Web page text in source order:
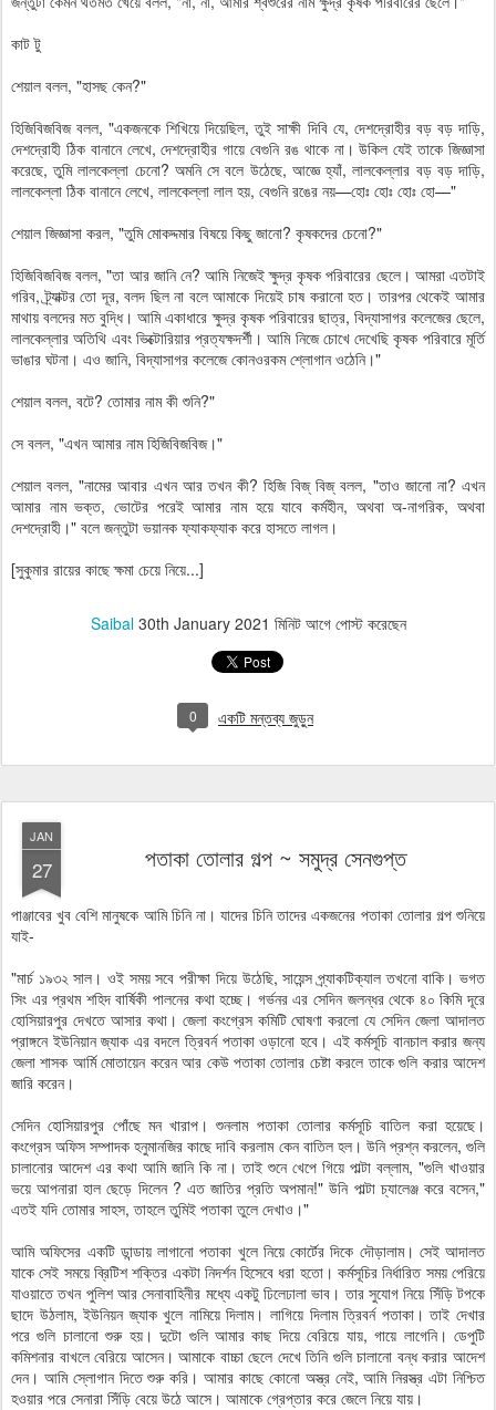
কাট টু
শেয়াল বলল, "হাসছ কেন?"
হিজিবিজবিজ বলল, "একজনকে শিখিয়ে দিয়েছিল, তুই সাক্ষী দিবি যে, দেশদ্রোহীর বড় বড় দাড়ি,
দেশদ্রোহী ঠিক বানানে লেখে, দেশদ্রোহীর গায়ে বেগুনি রঙ থাকে না। উকিল যেই তাকে জিজ্ঞাসা
করেছে, তুমি লালকেল্লা চেনো? অমনি সে বলে উঠেছে, আজ্ঞে হ্যাঁ, লালকেল্লার বড় বড় দাড়ি,
লালকেল্লা ঠিক বানানে লেখে, লালকেল্লা লাল হয়, বেগুনি রঙের নয়—হোঃ হোঃ হোঃ হো—"
শেয়াল জিজ্ঞাসা করল, "তুমি মোকদ্দমার বিষয়ে কিছু জানো? কৃষকদের চেনো?"
হিজিবিজবিজ বলল, "তা আর জানি নে? আমি নিজেই ক্ষুদ্র কৃষক পরিবারের ছেলে। আমরা এতটাই
গরিব, ট্র্যাক্টর তো দূর, বলদ ছিল না বলে আমাকে দিয়েই চাষ করানো হত। তারপর থেকেই আমার
মাথায় বলদের মত বুদ্ধি। আমি একাধারে ক্ষুদ্র কৃষক পরিবারের ছাত্র, বিদ্যাসাগর কলেজের ছেলে,
লালকেল্লার অতিথি এবং ভিক্টোরিয়ার প্রত্যক্ষদর্শী। আমি নিজে চোখে দেখেছি কৃষক পরিবারে মূর্তি
ভাঙার ঘটনা। এও জানি, বিদ্যাসাগর কলেজে কোনওরকম শ্লোগান ওঠেনি।"
শেয়াল বলল, বটে? তোমার নাম কী শুনি?"
সে বলল, "এখন আমার নাম হিজিবিজ‌বিজ‌।"
শেয়াল বলল, "নামের আবার এখন আর তখন কী? হিজি বিজ্‌ বিজ্‌ বলল, "তাও জানো না? এখন
আমার নাম ভক্ত, ভোটের পরেই আমার নাম হয়ে যাবে কর্মহীন, অথবা অ-নাগরিক, অথবা
দেশদ্রোহী।" বলে জন্তুটা ভয়ানক ফ্যাকফ্যাক করে হাসতে লাগল।
[সুকুমার রায়ের কাছে ক্ষমা চেয়ে নিয়ে...]
Saibal 30th January 2021 মিনিট আগে পোস্ট করেছেন
0 একটি মন্তব্য জুড়ুন
JAN
27 পতাকা তোলার গল্প ~ সমুদ্র সেনগুপ্ত
পাঞ্জাবের খুব বেশি মানুষকে আমি চিনি না। যাদের চিনি তাদের একজনের পতাকা তোলার গল্প শুনিয়ে
যাই-
"মার্চ ১৯৩২ সাল। ওই সময় সবে পরীক্ষা দিয়ে উঠেছি, সায়েন্স প্র্যাকটিক্যাল তখনো বাকি। ভগত
সিং এর প্রথম শহিদ বার্ষিকী পালনের কথা হচ্ছে। গর্ভনর এর সেদিন জলন্ধর থেকে ৪০ কিমি দূরে
হোসিয়ারপুর দেখতে আসার কথা। জেলা কংগ্রেস কমিটি ঘোষণা করলো যে সেদিন জেলা আদালত
প্রাঙ্গনে ইউনিয়ান জ্যাক এর বদলে ত্রিবর্ন পতাকা ওড়ানো হবে। এই কর্মসূচি বানচাল করার জন্য
জেলা শাসক আর্মি মোতায়েন করেন আর কেউ পতাকা তোলার চেষ্টা করলে তাকে গুলি করার আদেশ
জারি করেন।
সেদিন হোসিয়ারপুর পোঁছে মন খারাপ। শুনলাম পতাকা তোলার কর্মসূচি বাতিল করা হয়েছে।
কংগ্রেস অফিস সম্পাদক হনুমানজির কাছে দাবি করলাম কেন বাতিল হল। উনি প্রশ্ন করলেন, গুলি
চালানোর আদেশ এর কথা আমি জানি কি না। তাই শুনে খেপে গিয়ে পাল্টা বল্লাম, "গুলি খাওয়ার
ভয়ে আপনারা হাল ছেড়ে দিলেন ? এত জাতির প্রতি অপমান!" উনি পাল্টা চ্যালেঞ্জ করে বসেন,"
এতই যদি তোমার সাহস, তাহলে তুমিই পতাকা তুলে দেখাও।"
আমি অফিসের একটি ডান্ডায় লাগানো পতাকা খুলে নিয়ে কোর্টের দিকে দৌড়ালাম। সেই আদালত
যাকে সেই সময়ে ব্রিটিশ শক্তির একটা নিদর্শন হিসেবে ধরা হতো। কর্মসূচির নির্ধারিত সময় পেরিয়ে
যাওয়াতে তখন পুলিশ আর সেনাবাহিনীর মধ্যে একটু ঢিলেঢালা ভাব। তার সুযোগ নিয়ে সিঁড়ি টপকে
ছাদে উঠলাম, ইউনিয়ন জ্যাক খুলে নামিয়ে দিলাম। লাগিয়ে দিলাম ত্রিবর্ন পতাকা। তাই দেখার
পরে গুলি চালানো শুরু হয়। দুটো গুলি আমার কাছ দিয়ে বেরিয়ে যায়, গায়ে লাগেনি। ডেপুটি
কমিশনার বাখলে বেরিয়ে আসেন। আমাকে বাচ্চা ছেলে দেখে তিনি গুলি চালানো বন্ধ করার আদেশ
দেন। আমি স্লোগান দিতে শুরু করি। আমার কাছে কোনো অস্ত্র নেই, আমি নিরস্ত্র এটা নিশ্চিত
হওয়ার পরে সেনারা সিঁড়ি বেয়ে উঠে আসে। আমাকে গ্রেপ্তার করে জেলে নিয়ে যায়।